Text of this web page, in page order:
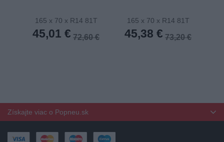
165 x 70 x R14 81T
45,01 € 72,60 €
165 x 70 x R14 81T
45,38 € 73,20 €
Získajte viac o Popneu.sk